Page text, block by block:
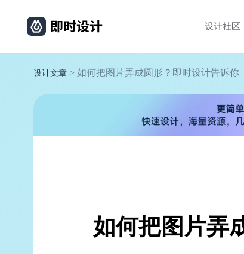
设计社区
设计文章 > 如何把图片弄成圆形？即时设计告诉你
如何把图片弄